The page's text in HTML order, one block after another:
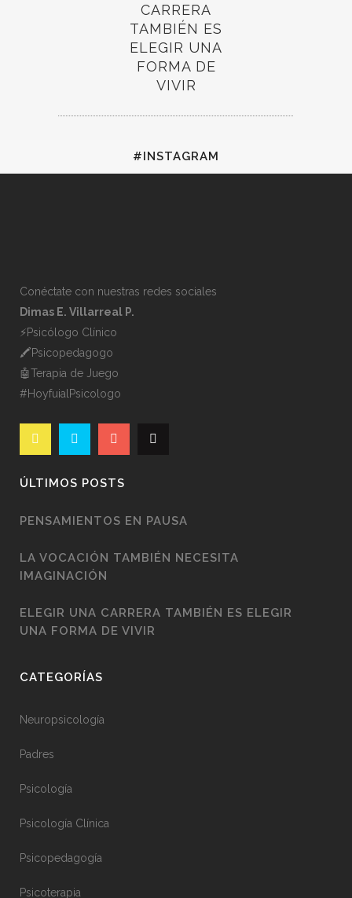
CARRERA
TAMBIÉN ES
ELEGIR UNA
FORMA DE
VIVIR
#INSTAGRAM
Conéctate con nuestras redes sociales
Dimas E. Villarreal P.
⚡️Psicólogo Clínico
🖍Psicopedagogo
🤖Terapia de Juego
#HoyfuialPsicologo
ÚLTIMOS POSTS
PENSAMIENTOS EN PAUSA
LA VOCACIÓN TAMBIÉN NECESITA
IMAGINACIÓN
ELEGIR UNA CARRERA TAMBIÉN ES ELEGIR
UNA FORMA DE VIVIR
CATEGORÍAS
Neuropsicología
Padres
Psicología
Psicología Clínica
Psicopedagogía
Psicoterapia